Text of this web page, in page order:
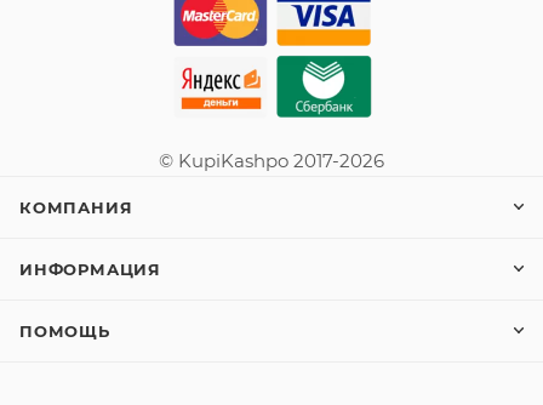
© KupiKashpo 2017-2026
КОМПАНИЯ
ИНФОРМАЦИЯ
ПОМОЩЬ